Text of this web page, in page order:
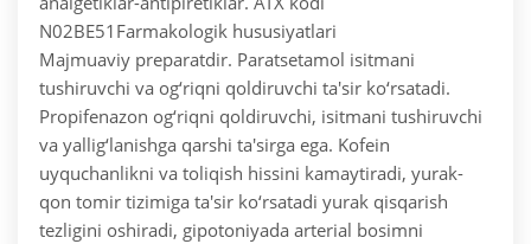
N02BE51 Farmakologik hususiyatlari
Majmuaviy preparatdir. Paratsetamol isitmani
tushiruvchi va og‘riqni qoldiruvchi ta'sir ko‘rsatadi.
Propifenazon og‘riqni qoldiruvchi, isitmani tushiruvchi
va yallig‘lanishga qarshi ta'sirga ega. Kofein
uyquchanlikni va toliqish hissini kamaytiradi, yurak-
qon tomir tizimiga ta'sir ko‘rsatadi yurak qisqarish
tezligini oshiradi, gipotoniyada arterial bosimni